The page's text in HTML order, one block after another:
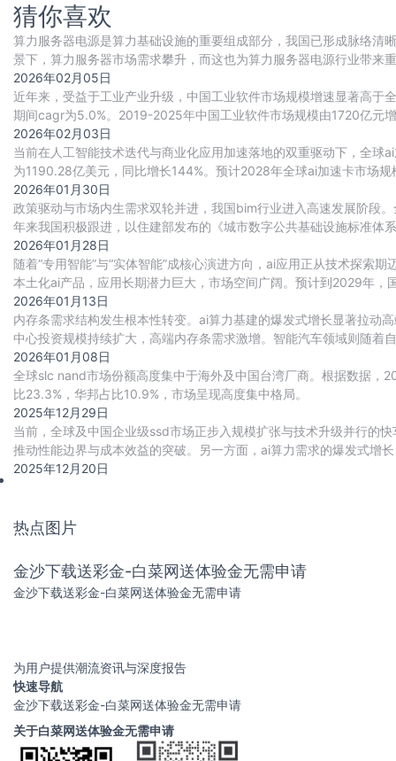
猜你喜欢
算力服务器电源是算力基础设施的重要组成部分，我国已形成脉络清
景下，算力服务器市场需求攀升，而这也为算力服务器电源行业带来
重要动力。目前国内厂商正积极布局，行业竞争
2026年02月05日
近年来，受益于工业产业升级，中国工业软件市场规模增速显著高
期间cagr为5.0%。2019-2025年中国工业软件市场规模由1720亿元
2026年02月03日
当前在人工智能技术迭代与商业化应用加速落地的双重驱动下，全
为1190.28亿美元，同比增长144%。预计2028年全球ai加速卡市场
2026年01月30日
政策驱动与市场内生需求双轮并进，我国bim行业进入高速发展阶段
年来我国积极跟进，以住建部发布的《城市数字公共基础设施标准体
（bim）、地理信息系统（gis）、城市白模、
2026年01月28日
随着“专用智能”与“实体智能”成核心演进方向，ai应用正从技术探索
本土化ai产品，应用长期潜力巨大，市场空间广阔。预计到2029年，
2026年01月13日
内存条需求结构发生根本性转变。ai算力基建的爆发式增长显著拉动
中心投资规模持续扩大，高端内存条需求激增。智能汽车领域则随
游戏本、工作站等场景加速渗
2026年01月08日
全球slc nand市场份额高度集中于海外及中国台湾厂商。根据数据
比23.3%，华邦占比10.9%，市场呈现高度集中格局。
2025年12月29日
当前，全球及中国企业级ssd市场正步入规模扩张与技术升级并行的
推动性能边界与成本效益的突破。另一方面，ai算力需求的爆发式增
与cxl高速互联协议
2025年12月20日
热点图片
金沙下载送彩金-白菜网送体验金无需申请
金沙下载送彩金-白菜网送体验金无需申请
为用户提供潮流资讯与深度报告
快速导航
金沙下载送彩金-白菜网送体验金无需申请
关于白菜网送体验金无需申请